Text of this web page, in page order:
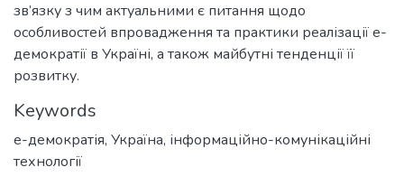
зв’язку з чим актуальними є питання щодо
особливостей впровадження та практики реалізації е-
демократії в Україні, а також майбутні тенденції її
розвитку.
Keywords
е-демократія, Україна, інформаційно-комунікаційні
технології